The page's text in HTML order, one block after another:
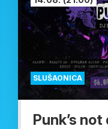
SLUŠAONICA
Punk’s